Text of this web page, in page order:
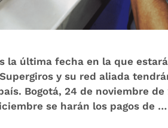
la última fecha en la que
y su red aliada
Bogotá, 24 de noviembre
se harán los pagos de …